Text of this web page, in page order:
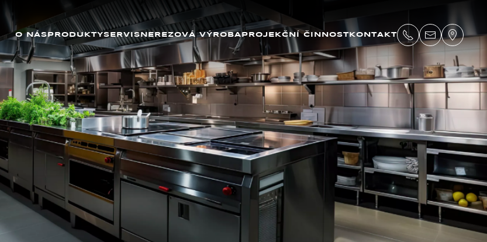
O NÁSPRODUKTYSERVISNEREZOVÁ VÝROBA PROJEKČNÍ ČINNOST KONTAKT